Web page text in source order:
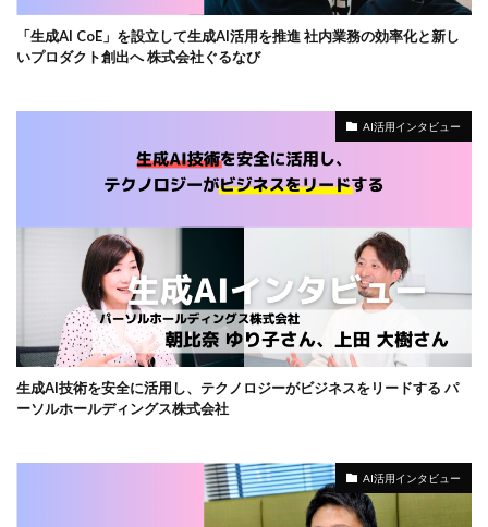
「生成AI CoE」を設立して生成AI活用を推進 社内業務の効率化と新し
いプロダクト創出へ 株式会社ぐるなび
AI活用インタビュー
生成AI技術を安全に活用し、テクノロジーがビジネスをリードする パ
ーソルホールディングス株式会社
AI活用インタビュー